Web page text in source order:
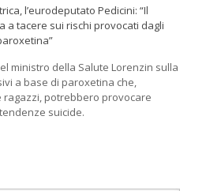
l’eurodeputato Pedicini: “Il
a tacere sui rischi provocati dagli
ministro della Salute Lorenzin sulla
a base di paroxetina che,
ragazzi, potrebbero provocare
suicide.